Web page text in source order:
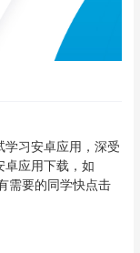
习安卓应用，深受
卓应用下载，如
需要的同学快点击